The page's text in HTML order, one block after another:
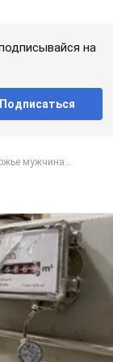
на
Подписаться
мужчина...